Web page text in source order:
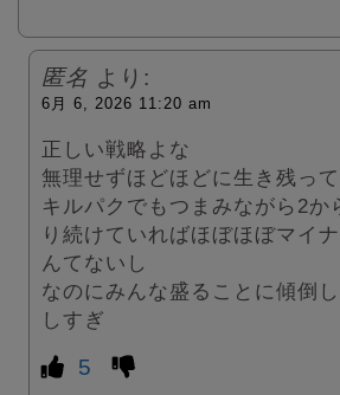
匿名 より:
6月 6, 2026 11:20 am
正しい戦略よな
無理せずほどほどに生き残っ
キルパクでもつまみながら2か
り続けていればほぼほぼマイ
んてないし
なのにみんな盛ることに傾倒
しすぎ
5